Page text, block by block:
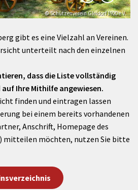
© Schützenverein Gleidorf 1920 e.V.
gibt es eine Vielzahl an Vereinen.
unterteilt nach den einzelnen
dass die Liste vollständig
Ihre Mithilfe angewiesen.
finden und eintragen lassen
bei einem bereits vorhandenen
Anschrift, Homepage des
mitteilen möchten, nutzen Sie bitte